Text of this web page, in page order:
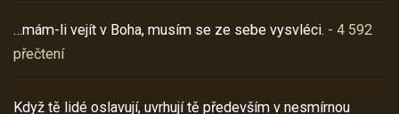
…mám-li vejít v Boha, musím se ze sebe vysvléci. - 4 592
přečtení
Když tě lidé oslavují, uvrhují tě především v nesmírnou